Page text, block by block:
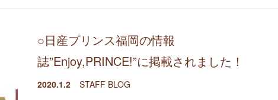
○日産プリンス福岡の情報
誌”Enjoy,PRINCE!”に掲載されました！
2020.1.2 STAFF BLOG